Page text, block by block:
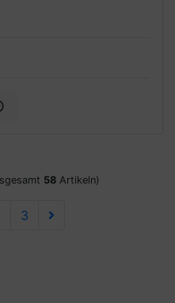
58 Artikeln)
3